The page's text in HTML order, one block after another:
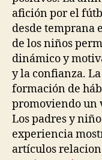
afición por el
desde temprana
de los niños
dinámico y
y la confianza.
formación de
promoviendo un
Los padres y
experiencia
artículos